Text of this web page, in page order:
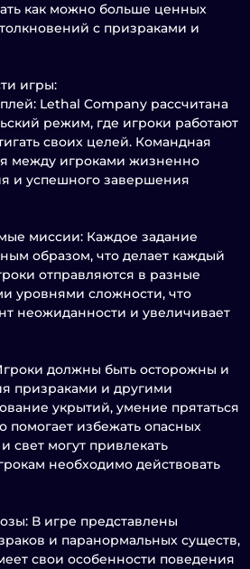
как можно больше ценных
с призраками и
игры:
Lethal Company рассчитана
режим, где игроки работают
своих целей. Командная
между игроками жизненно
и успешного завершения
миссии: Каждое задание
образом, что делает каждый
отправляются в разные
уровнями сложности, что
неожиданности и увеличивает
должны быть осторожны и
призраками и другими
укрытий, умение прятаться
помогает избежать опасных
свет могут привлекать
необходимо действовать
В игре представлены
и паранормальных существ,
свои особенности поведения